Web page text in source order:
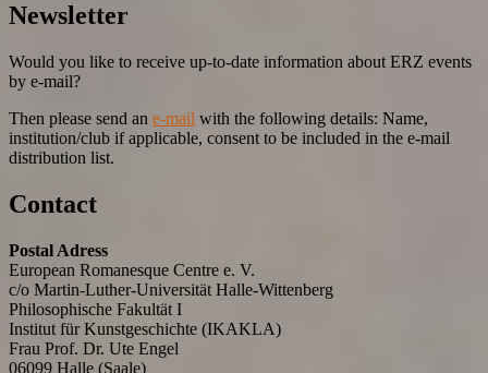
Newsletter
Would you like to receive up-to-date information about ERZ events
by e-mail?
Then please send an e-mail with the following details: Name,
institution/club if applicable, consent to be included in the e-mail
distribution list.
Contact
Postal Adress
European Romanesque Centre e. V.
c/o Martin-Luther-Universität Halle-Wittenberg
Philosophische Fakultät I
Institut für Kunstgeschichte (IKAKLA)
Frau Prof. Dr. Ute Engel
06099 Halle (Saale)